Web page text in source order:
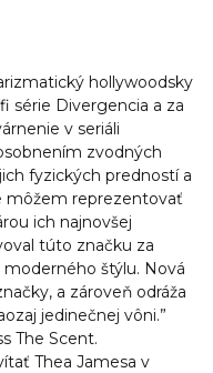
hollywoodsky
série Divergencia a za
v seriáli
zvodných
fyzických predností a
môžem reprezentovať
ich najnovšej
túto značku za
štýlu. Nová
a zároveň odráža
jedinečnej vôni.”
The Scent.
Thea Jamesa v